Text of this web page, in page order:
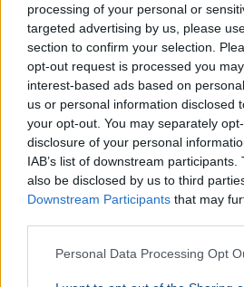
processing of your personal or
targeted advertising by us, please
section to confirm your selection.
opt-out request is processed you
interest-based ads based on
us or personal information disclosed
your opt-out. You may separately
disclosure of your personal
IAB’s list of downstream
also be disclosed by us to third
Downstream Participants that may
Personal Data Processing Opt
Baleset Párizs London Migráció
Kigyulladt egy illegális
Manche-csatornán, a francia és
embert mentett ki a vízből.
Politika